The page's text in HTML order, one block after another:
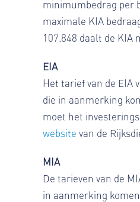
minimumbedrag per
maximale KIA
107.848 daalt de KIA
EIA
Het tarief van de EIA
die in aanmerking
moet het
website van de
MIA
De tarieven van de
in aanmerking